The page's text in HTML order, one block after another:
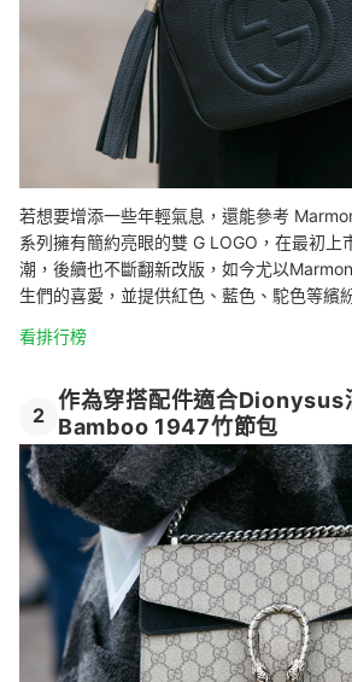
若想要增添一些年輕氣息，還能參考
系列擁有簡約亮眼的雙 G LOGO，在最初上
潮，後續也不斷翻新改版，如今尤以
生們的喜愛，並提供紅色、藍色、駝色等繽
看排行榜
2
作為穿搭配件適合Dionysus
Bamboo 1947竹節包